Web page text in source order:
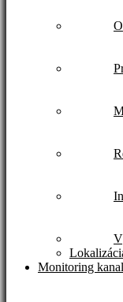
Monitoring